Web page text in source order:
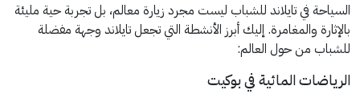
السياحة في تايلاند للشباب ليست مجرد زيارة معالم، بل تجربة حية مليئة
بالإثارة والمغامرة. إليك أبرز الأنشطة التي تجعل تايلاند وجهة مفضلة
للشباب من حول العالم:
الرياضات المائية في بوكيت